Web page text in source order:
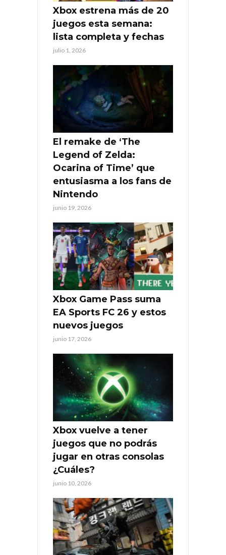
Xbox estrena más de 20
juegos esta semana:
lista completa y fechas
julio 1, 2026
El remake de ‘The
Legend of Zelda:
Ocarina of Time’ que
entusiasma a los fans de
Nintendo
junio 19, 2026
Xbox Game Pass suma
EA Sports FC 26 y estos
nuevos juegos
junio 17, 2026
Xbox vuelve a tener
juegos que no podrás
jugar en otras consolas
¿Cuáles?
junio 10, 2026